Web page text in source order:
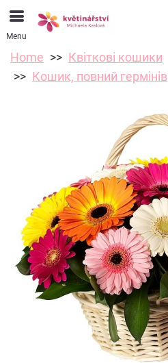
Menu
Home
Квіткові кошики
Кошик, повний гермінів